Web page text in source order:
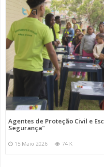
Agentes de Proteção Civil e
Segurança"
15 Maio 2026 74 K